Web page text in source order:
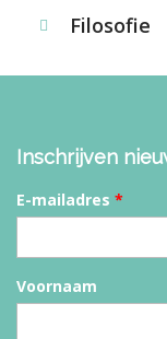
Filosofie
Inschrijven
E-mailadres *
Voornaam